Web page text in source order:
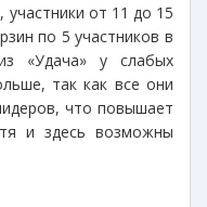
от 11 до 15
по 5 участников в
«Удача» у слабых
так как все они
что повышает
и здесь возможны